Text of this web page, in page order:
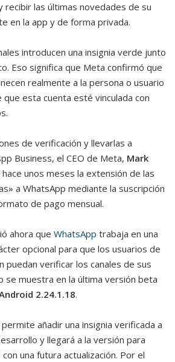
recibir las últimas novedades de su
en la app y de forma privada.
introducen una insignia verde junto
Eso significa que Meta confirmó que
realmente a la persona o usuario
esta cuenta esté vinculada con
de verificación y llevarlas a
Business, el CEO de Meta, Mark
hace unos meses la extensión de las
a WhatsApp mediante la suscripción
de pago mensual.
ahora que WhatsApp trabaja en una
opcional para que los usuarios de
puedan verificar los canales de sus
se muestra en la última versión beta
2.24.1.18.
añadir una insignia verificada a
y llegará a la versión para
una futura actualización. Por el